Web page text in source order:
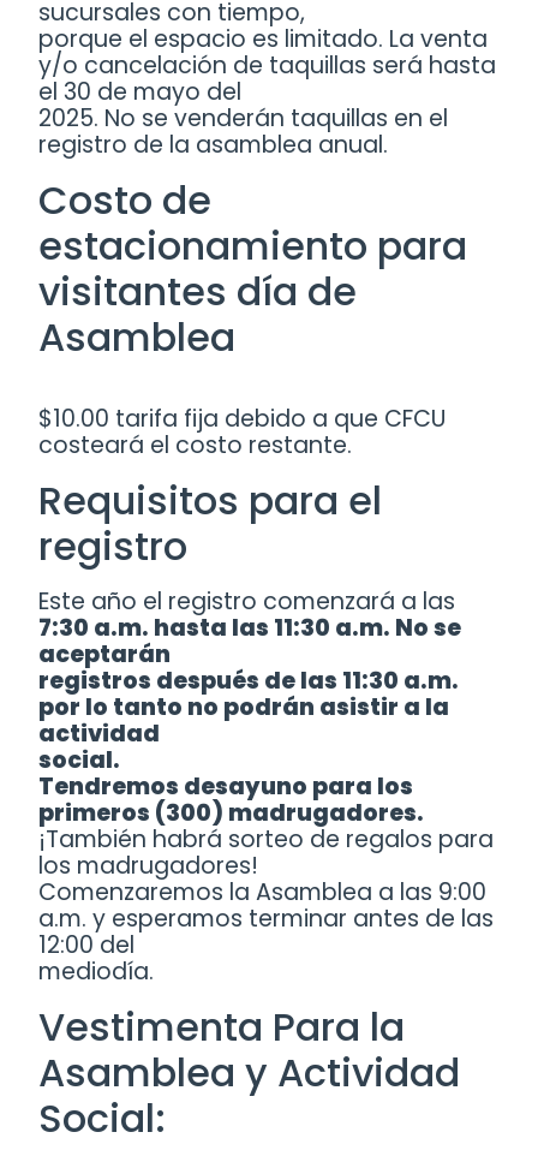
sucursales con tiempo,
porque el espacio es limitado. La venta
y/o cancelación de taquillas será hasta
el 30 de mayo del
2025. No se venderán taquillas en el
registro de la asamblea anual.
Costo de
estacionamiento para
visitantes día de
Asamblea
$10.00 tarifa fija debido a que CFCU
costeará el costo restante.
Requisitos para el
registro
Este año el registro comenzará a las
7:30 a.m. hasta las 11:30 a.m. No se
aceptarán
registros después de las 11:30 a.m.
por lo tanto no podrán asistir a la
actividad
social.
Tendremos desayuno para los
primeros (300) madrugadores.
¡También habrá sorteo de regalos para
los madrugadores!
Comenzaremos la Asamblea a las 9:00
a.m. y esperamos terminar antes de las
12:00 del
mediodía.
Vestimenta Para la
Asamblea y Actividad
Social: